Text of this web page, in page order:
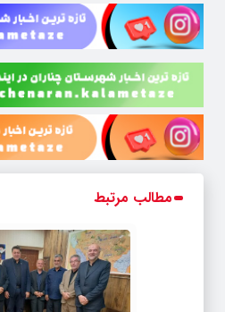
مطالب مرتبط